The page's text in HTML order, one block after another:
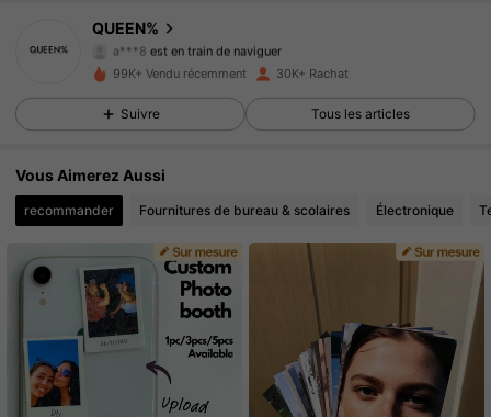
QUEEN%
est en train de naviguer
5K Suiveurs
4.69 5K Suiveurs
4.69 5K Suiveurs
4.69
4.69 5K Suiveurs
4.69 5K Suiveurs
99K+ Vendu récemment 30K+ Rachat
Suivre Tous les articles
Vous Aimerez Aussi
recommander Fournitures de bureau & scolaires Électronique